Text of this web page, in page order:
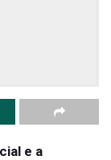
e a